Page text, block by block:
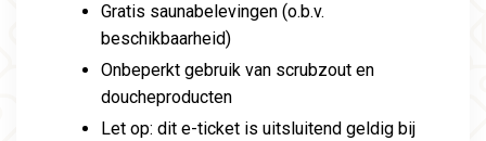
Gratis saunabelevingen (o.b.v.
beschikbaarheid)
Onbeperkt gebruik van scrubzout en
doucheproducten
Let op: dit e-ticket is uitsluitend geldig bij